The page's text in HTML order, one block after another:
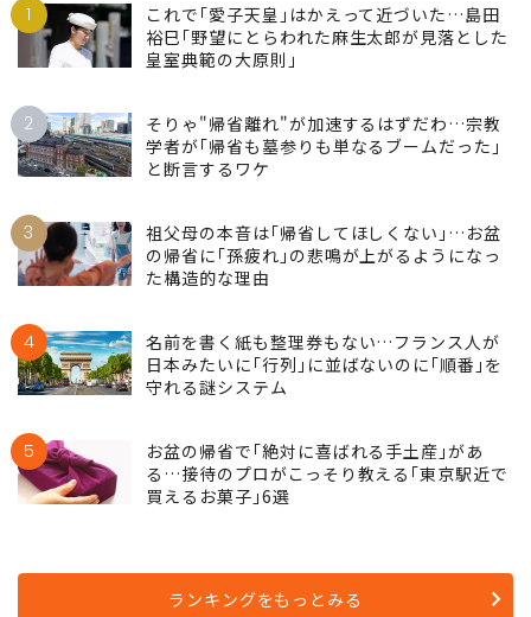
1
これで｢愛子天皇｣はかえって近づいた…島田
裕巳｢野望にとらわれた麻生太郎が見落とした
皇室典範の大原則｣
2
そりゃ"帰省離れ"が加速するはずだわ…宗教
学者が｢帰省も墓参りも単なるブームだった｣
と断言するワケ
3
祖父母の本音は｢帰省してほしくない｣…お盆
の帰省に｢孫疲れ｣の悲鳴が上がるようになっ
た構造的な理由
4
名前を書く紙も整理券もない…フランス人が
日本みたいに｢行列｣に並ばないのに｢順番｣を
守れる謎システム
5
お盆の帰省で｢絶対に喜ばれる手土産｣があ
る…接待のプロがこっそり教える｢東京駅近で
買えるお菓子｣6選
ランキングをもっとみる